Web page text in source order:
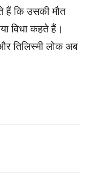
हैं कि उसकी मौत
विधा कहते हैं।
तिलिस्मी लोक अब